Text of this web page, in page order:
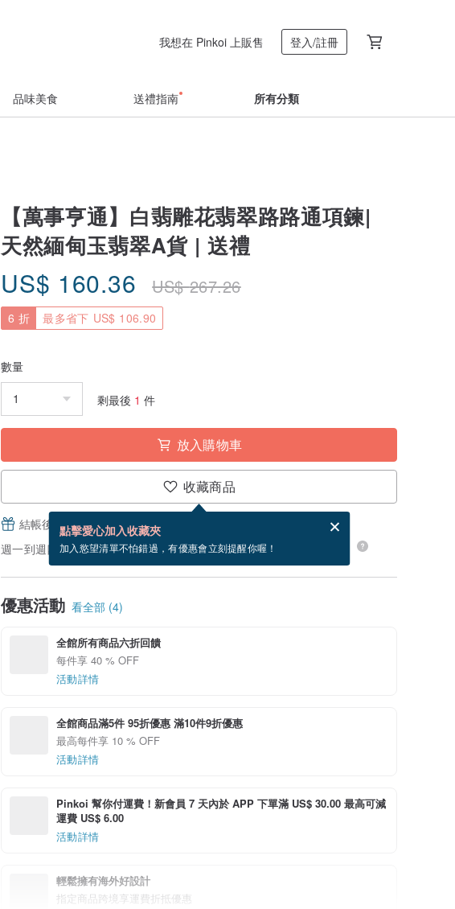
我想在 Pinkoi 上販售 登入/註冊
品味美食 送禮指南 所有分類
【萬事亨通】白翡雕花翡翠路路通項鍊|
天然緬甸玉翡翠A貨 | 送禮
US$ 160.36 US$267.26
6 折 最多省下 US$ 106.90
數量
剩最後 1 件
放入購物車
收藏商品
點擊愛心加入收藏夾
加入慾望清單不怕錯過，有優惠會立刻提醒你喔！
結帳後填寫並分享，免費幫你寄送電子賀卡。
電子賀卡是什麼？
週一到週四，付款後 24 小時內出貨。現在下單預估 8/9~8/25 到貨。
優惠活動 看全部 (4)
全館所有商品六折回饋
每件享 40 % OFF
活動詳情
全館商品滿5件 95折優惠 滿10件9折優惠
最高每件享 10 % OFF
活動詳情
Pinkoi 幫你付運費！新會員 7 天內於 APP 下單滿 US$ 30.00 最高可減
運費 US$ 6.00
活動詳情
輕鬆擁有海外好設計
指定商品跨境享運費折抵優惠